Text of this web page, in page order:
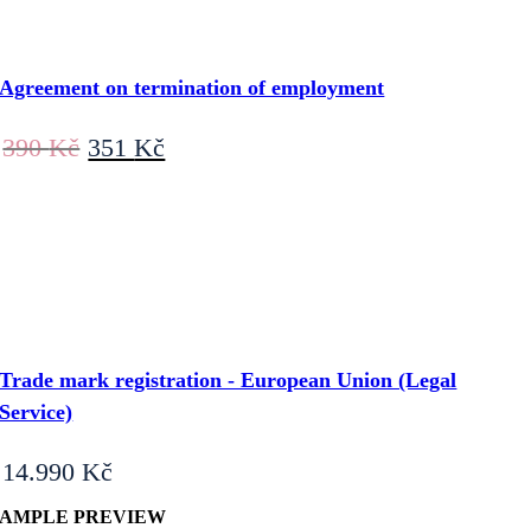
Agreement on termination of employment
390Kč Original
price
351Kč
price
Trade mark registration - European Union (Legal
Service)
14.990Kč
PREVIEW